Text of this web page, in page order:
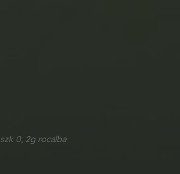
0, 2g rocalba